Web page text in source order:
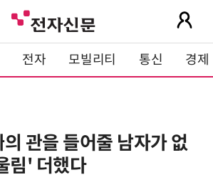
전자 모빌리티 통신 경제
관을 들어줄 남자가 없
림' 더했다